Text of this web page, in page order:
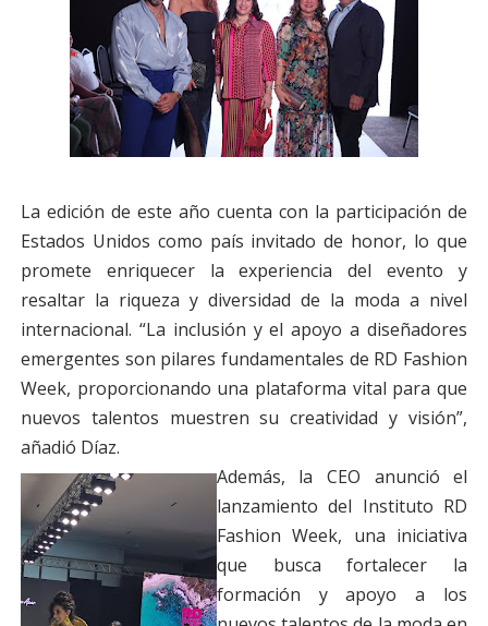
La edición de este año cuenta con la participación de
Estados Unidos como país invitado de honor, lo que
promete enriquecer la experiencia del evento y
resaltar la riqueza y diversidad de la moda a nivel
internacional. “La inclusión y el apoyo a diseñadores
emergentes son pilares fundamentales de RD Fashion
Week, proporcionando una plataforma vital para que
nuevos talentos muestren su creatividad y visión”,
añadió Díaz.
Además, la CEO anunció el
lanzamiento del Instituto RD
Fashion Week, una iniciativa
que busca fortalecer la
formación y apoyo a los